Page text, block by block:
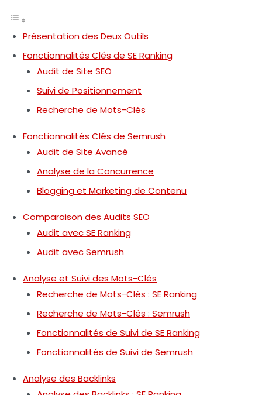
Présentation des Deux Outils
Fonctionnalités Clés de SE Ranking
Audit de Site SEO
Suivi de Positionnement
Recherche de Mots-Clés
Fonctionnalités Clés de Semrush
Audit de Site Avancé
Analyse de la Concurrence
Blogging et Marketing de Contenu
Comparaison des Audits SEO
Audit avec SE Ranking
Audit avec Semrush
Analyse et Suivi des Mots-Clés
Recherche de Mots-Clés : SE Ranking
Recherche de Mots-Clés : Semrush
Fonctionnalités de Suivi de SE Ranking
Fonctionnalités de Suivi de Semrush
Analyse des Backlinks